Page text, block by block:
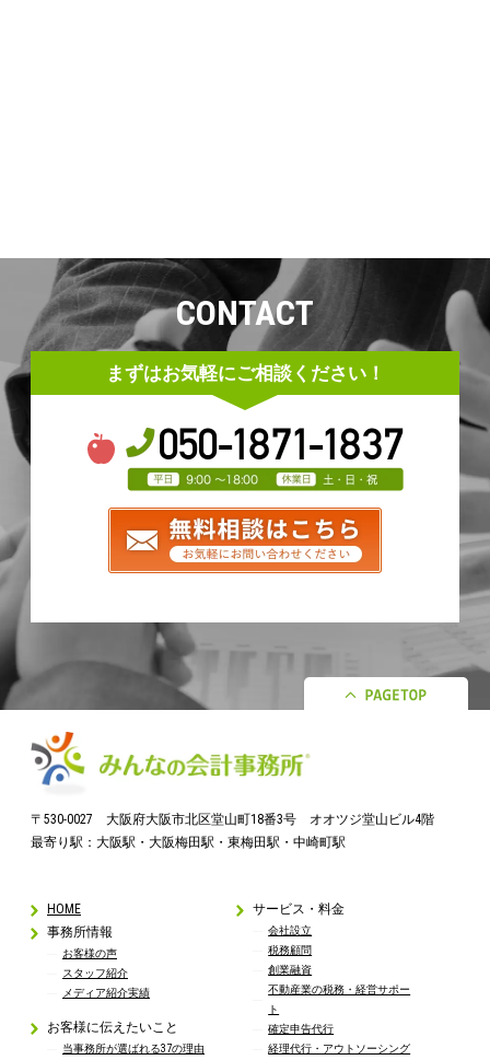
CONTACT
まずはお気軽にご相談ください！
〒530-0027 大阪府大阪市北区堂山町18番3号 オオツジ堂山ビル4階
最寄り駅：大阪駅・大阪梅田駅・東梅田駅・中崎町駅
HOME
事務所情報
お客様の声
スタッフ紹介
メディア紹介実績
お客様に伝えたいこと
当事務所が選ばれる37の理由
サービス・料金
会社設立
税務顧問
創業融資
不動産業の税務・経営サポー
ト
確定申告代行
経理代行・アウトソーシング